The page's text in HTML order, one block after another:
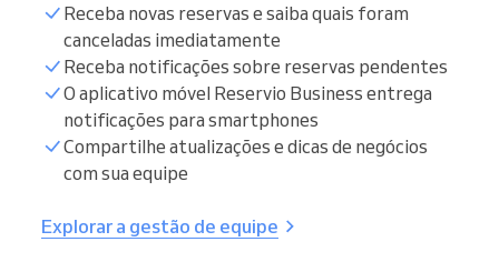
Receba novas reservas e saiba quais foram
canceladas imediatamente
Receba notificações sobre reservas pendentes
O aplicativo móvel Reservio Business entrega
notificações para smartphones
Compartilhe atualizações e dicas de negócios
com sua equipe
Explorar a gestão de equipe